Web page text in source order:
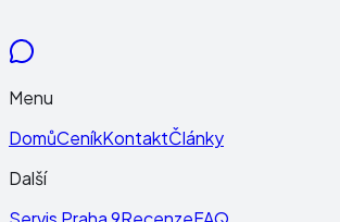
Menu
DomůCeníkKontaktČlánky
Další